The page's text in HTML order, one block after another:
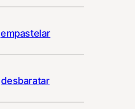
empastelar
desbaratar